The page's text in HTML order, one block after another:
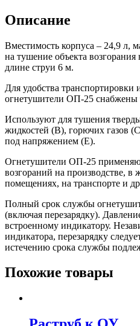
Описание
Вместимость корпуса – 24,9 л,
на тушение объекта возгорания
длине струи 6 м.
Для удобства
огнетушители ОП-25 снабжены
Используют для тушения
жидкостей (В), горючих газов
под напряжением (Е).
Огнетушители ОП-25
возгораний на производстве,
помещениях, на транспорте и
Полный срок службы
(включая перезарядку).
встроенному индикатору.
индикатора, перезарядку
истечению срока службы
Похожие товары